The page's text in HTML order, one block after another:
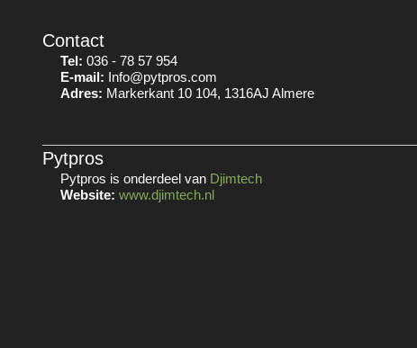
Contact
Tel: 036 - 78 57 954
E-mail: Info@pytpros.com
Adres: Markerkant 10 104, 1316AJ Almere
Pytpros
Pytpros is onderdeel van Djimtech
Website: www.djimtech.nl